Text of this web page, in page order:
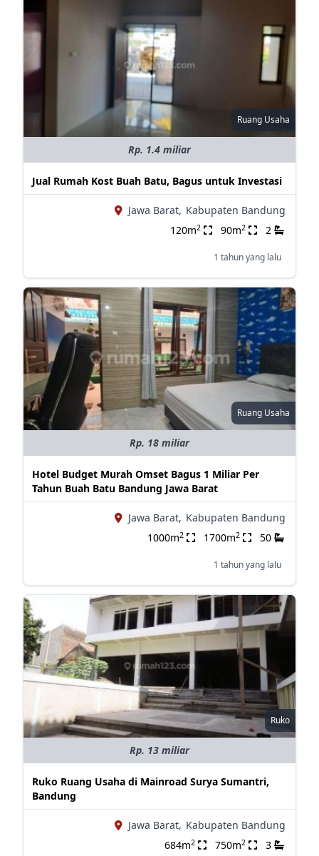
Ruang Usaha
Rp. 1.4 miliar
Jual Rumah Kost Buah Batu, Bagus untuk Investasi
Jawa Barat, Kabupaten Bandung
120m2 90m2 2
1 tahun yang lalu
Ruang Usaha
Rp. 18 miliar
Hotel Budget Murah Omset Bagus 1 Miliar Per
Tahun Buah Batu Bandung Jawa Barat
Jawa Barat, Kabupaten Bandung
1000m2 1700m2 50
1 tahun yang lalu
Ruko
Rp. 13 miliar
Ruko Ruang Usaha di Mainroad Surya Sumantri,
Bandung
Jawa Barat, Kabupaten Bandung
684m2 750m2 3